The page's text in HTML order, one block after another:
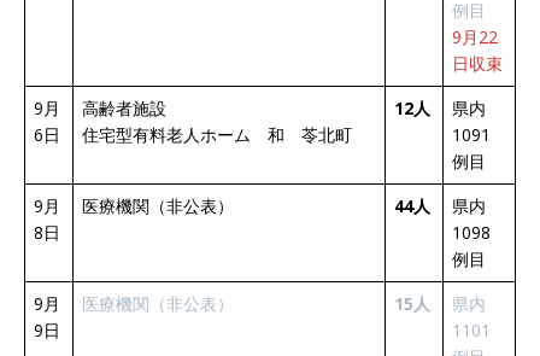
例目
9月22
日収束
9月
6日
高齢者施設
住宅型有料老人ホーム 和 苓北町
12人
県内
1091
例目
9月
8日
医療機関（非公表） 44人
県内
1098
例目
9月
9日
医療機関（非公表） 15人
県内
1101